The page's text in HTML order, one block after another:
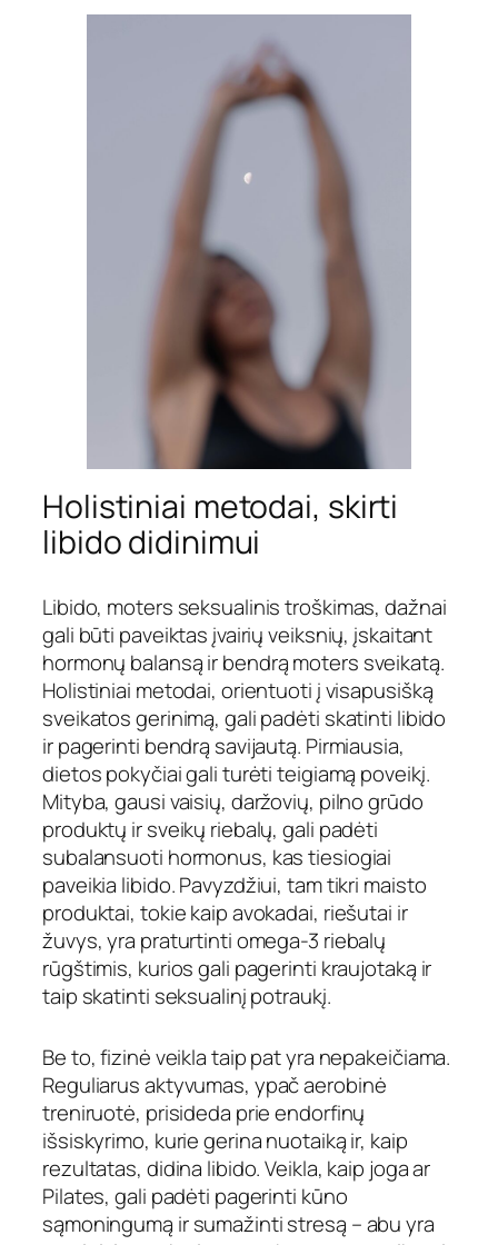
Holistiniai metodai, skirti
libido didinimui
Libido, moters seksualinis troškimas, dažnai
gali būti paveiktas įvairių veiksnių, įskaitant
hormonų balansą ir bendrą moters sveikatą.
Holistiniai metodai, orientuoti į visapusišką
sveikatos gerinimą, gali padėti skatinti libido
ir pagerinti bendrą savijautą. Pirmiausia,
dietos pokyčiai gali turėti teigiamą poveikį.
Mityba, gausi vaisių, daržovių, pilno grūdo
produktų ir sveikų riebalų, gali padėti
subalansuoti hormonus, kas tiesiogiai
paveikia libido. Pavyzdžiui, tam tikri maisto
produktai, tokie kaip avokadai, riešutai ir
žuvys, yra praturtinti omega-3 riebalų
rūgštimis, kurios gali pagerinti kraujotaką ir
taip skatinti seksualinį potraukį.
Be to, fizinė veikla taip pat yra nepakeičiama.
Reguliarus aktyvumas, ypač aerobinė
treniruotė, prisideda prie endorfinų
išsiskyrimo, kurie gerina nuotaiką ir, kaip
rezultatas, didina libido. Veikla, kaip joga ar
Pilates, gali padėti pagerinti kūno
sąmoningumą ir sumažinti stresą – abu yra